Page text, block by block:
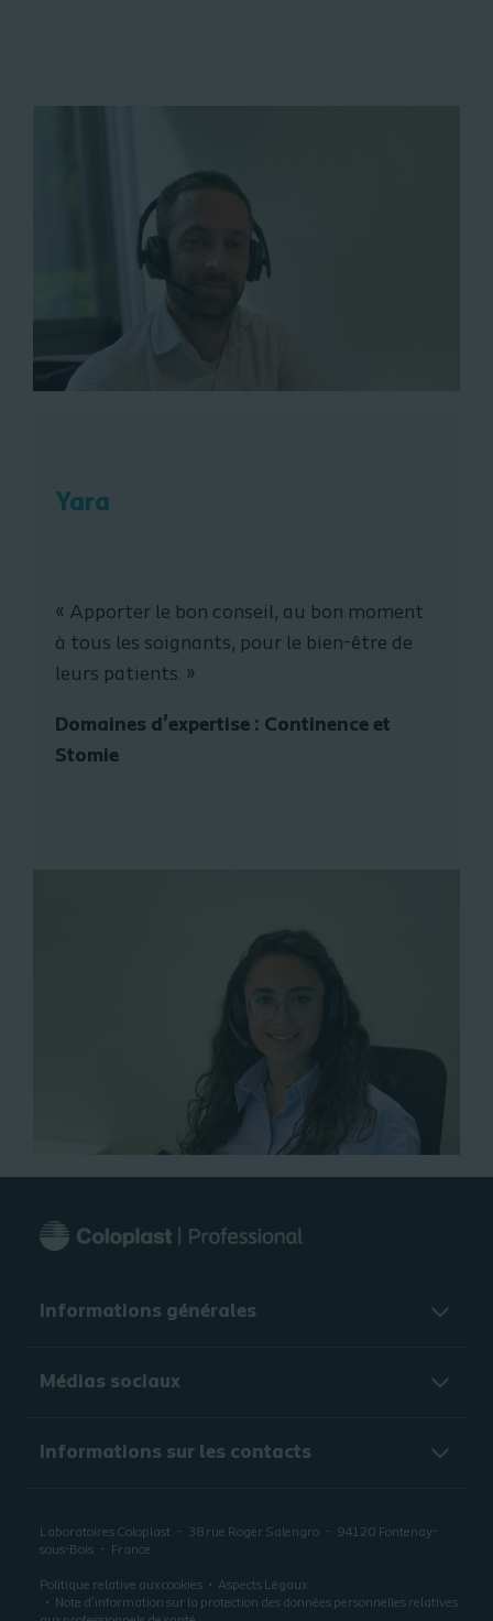
Yara
« Apporter le bon conseil, au bon moment
à tous les soignants, pour le bien-être de
leurs patients. »
Domaines d'expertise : Continence et
Stomie
Informations générales​
Médias sociaux
Informations sur les contacts
Laboratoires Coloplast 38 rue Roger Salengro 94120 Fontenay-
sous-Bois
France
Politique relative aux cookies
Aspects Légaux
Note d’information sur la protection des données personnelles relatives